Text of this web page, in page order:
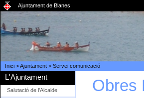
Ajuntament de Blanes
Inici>Ajuntament> Servei comunicació
L'Ajuntament
Salutació de l'Alcalde
Obres